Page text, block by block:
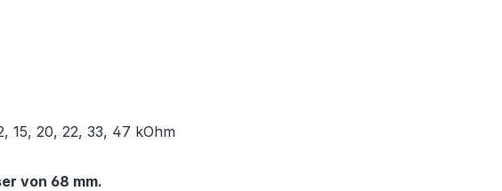
15, 20, 22, 33, 47 kOhm
von 68 mm.